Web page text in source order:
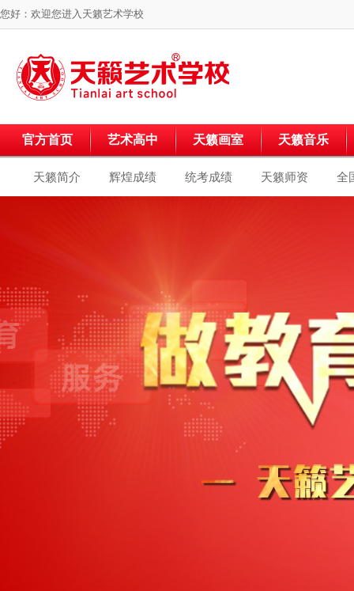
您好：欢迎您进入 天籁艺术学校
官方首页 艺术高中 天籁画室 天籁音乐
天籁简介 辉煌成绩 统考成绩 天籁师资 全